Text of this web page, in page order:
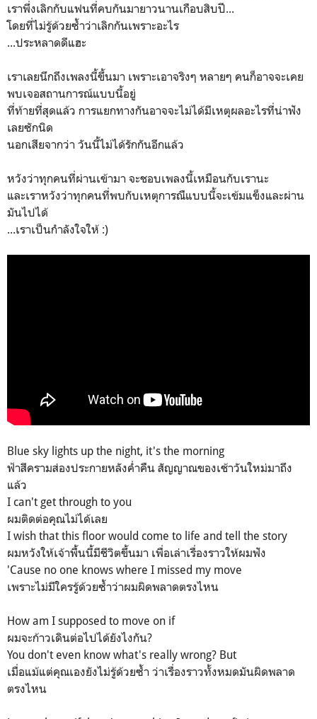
เราพึ่งเลิกกับแฟนที่คบกันมายาวนานเกือบสิบปี...
โดยที่ไม่รู้ด้วยซ้ำว่าเลิกกันเพราะอะไร
...ประหลาดดีแฮะ
เราเลยนึกถึงเพลงนี้ขึ้นมา เพราะเอาจริงๆ หลายๆ คนก็อาจจะเคย
พบเจอสถานการณ์แบบนี้อยู่
ที่ท้ายที่สุดแล้ว การแยกทางกันอาจจะไม่ได้มีเหตุผลอะไรที่น่าฟัง
เลยซักนิด
นอกเสียจากว่า วันนี้ไม่ได้รักกันอีกแล้ว
หวังว่าทุกคนที่ผ่านเข้ามา จะชอบเพลงนี้เหมือนกับเรานะ
และเราหวังว่าทุกคนที่พบกับเหตุการณืแบบนี้จะเข้มแข็งและผ่าน
มันไปได้
...เราเป็นกำลังใจให้ :)
Blue sky lights up the night, it's the morning
ฟ้าสีครามส่องประกายหลังค่ำคืน สัญญาณของเช้าวันใหม่มาถึง
แล้ว
I can't get through to you
ผมติดต่อคุณไม่ได้เลย
I wish that this floor would come to life and tell the story
ผมหวังให้เจ้าพื้นนี้มีชีวิตขึ้นมา เพื่อเล่าเรื่องราวให้ผมฟัง
'Cause no one knows where I missed my move
เพราะไม่มีใครรู้ด้วยซ้ำว่าผมผิดพลาดตรงไหน
How am I supposed to move on if
ผมจะก้าวเดินต่อไปได้ยังไงกัน?
You don't even know what's really wrong? But
เมื่อแม้แต่คุณเองยังไม่รู้ด้วยซ้ำ ว่าเรื่องราวทั้งหมดมันผิดพลาด
ตรงไหน